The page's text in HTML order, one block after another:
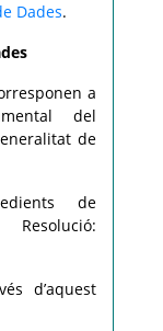
Dades.
a
del
de
de
d’aquest